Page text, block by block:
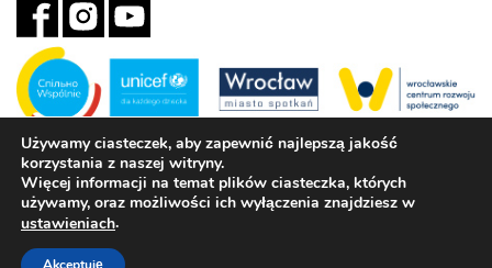
Zadanie realizowane ze środków Gminy Wrocław w partnerstwie z
Funduszem Narodów Zjednoczonych na Rzecz Dzieci (UNICEF)
Deklaracja dostępności
Używamy ciasteczek, aby zapewnić najlepszą jakość
korzystania z naszej witryny.
Więcej informacji na temat plików ciasteczka, których
używamy, oraz możliwości ich wyłączenia znajdziesz w
ustawieniach.